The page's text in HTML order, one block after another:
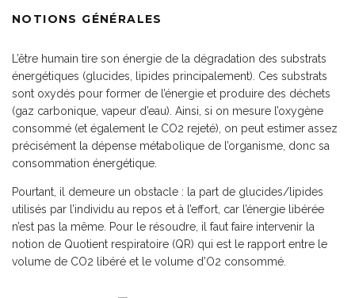
NOTIONS GÉNÉRALES
L’être humain tire son énergie de la dégradation des substrats
énergétiques (glucides, lipides principalement). Ces substrats
sont oxydés pour former de l’énergie et produire des déchets
(gaz carbonique, vapeur d’eau). Ainsi, si on mesure l’oxygène
consommé (et également le CO2 rejeté), on peut estimer assez
précisément la dépense métabolique de l’organisme, donc sa
consommation énergétique.
Pourtant, il demeure un obstacle : la part de glucides/lipides
utilisés par l’individu au repos et à l’effort, car l’énergie libérée
n’est pas la même. Pour le résoudre, il faut faire intervenir la
notion de Quotient respiratoire (QR) qui est le rapport entre le
volume de CO2 libéré et le volume d’O2 consommé.